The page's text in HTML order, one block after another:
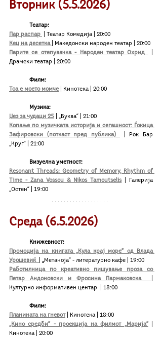
Вторник (5.5.2026)
Театар:
Пар распар
| Театар Комедија | 20:00
Кец на десетка
| Македонски народен театар | 20:00
Парите се отепувачка - Народен театар Охрид
Драмски театар | 20:00
Филм:
Тоа е моето момче
| Кинотека | 20:00
	Музика:
Џез за чудаци 25 | „Буква“ | 21:00
Копање по музичката историја и сегашност: Ѓокица
Зафировски (поткаст пред публика)
| Рок Бар
„Круг“ | 21:00
	Визуелна уметност:
Resonant Threads: Geometry of Memory, Rhythm of
Time - Zana Vossou & Nikos Tamoutselis
| Галерија
„Остен“ | 19:00
Среда (6.5.2026)
Книжевност:
Промоција на книгата „Кула крај море“ од Влада
Урошевиќ
„Метаноја“ - литературно кафе
| 19:00
Работилница по креативно пишување проза со
Петар Андоновски и Фросина Пармаковска
Културно информативен центар  | 18:00
	Филм:
Планината на гневот
| Кинотека | 18:00
„Кино средби“ - проекција на филмот „Марија“
Кинотека | 20:00